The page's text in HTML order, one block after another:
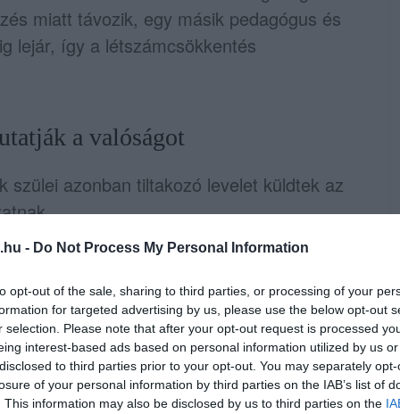
- Do Not Process My Personal Information
opt-out of the sale, sharing to third parties, or processing of your
for targeted advertising by us, please use the below opt-out
selection. Please note that after your opt-out request is processed
interest-based ads based on personal information utilized by us
to third parties prior to your opt-out. You may separately
of your personal information by third parties on the IAB’s list of
This information may also be disclosed by us to third parties on the
miatt távozik, egy másik pedagógus és
lejár, így a létszámcsökkentés
a valóságot
azonban tiltakozó levelet küldtek az
miatt a három kisebb létszámú
a csoportszobák ugyan papíron
miatt azonban egy 24-25 fős
A szülők arra is felhívják a
korábban több panasz érkezett,
a csoportszobákban zajlik.